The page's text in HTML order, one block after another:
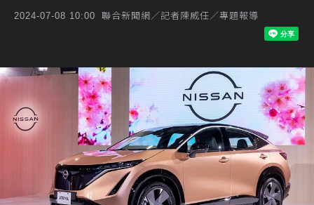
2024-07-08 10:00 聯合新聞網／記者陳威任／專題報導